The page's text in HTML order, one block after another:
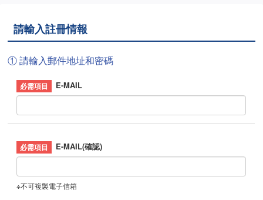
請輸入註冊情報
① 請輸入郵件地址和密碼
E-MAIL
E-MAIL(確認)
※不可複製電子信箱